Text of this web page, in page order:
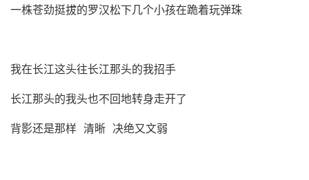
一株苍劲挺拔的罗汉松下几个小孩在跪着玩弹珠
我在长江这头往长江那头的我招手
长江那头的我头也不回地转身走开了
背影还是那样 清晰 决绝又文弱